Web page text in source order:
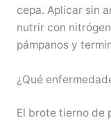
cepa. Aplicar sin
nutrir con
pámpanos y
¿Qué
El brote tierno de